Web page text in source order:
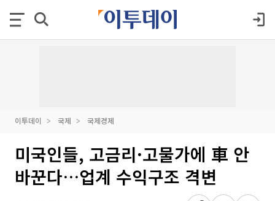
이투데이 국제 국제경제
미국인들, 고금리·고물가에 車 안
바꾼다…업계 수익구조 격변